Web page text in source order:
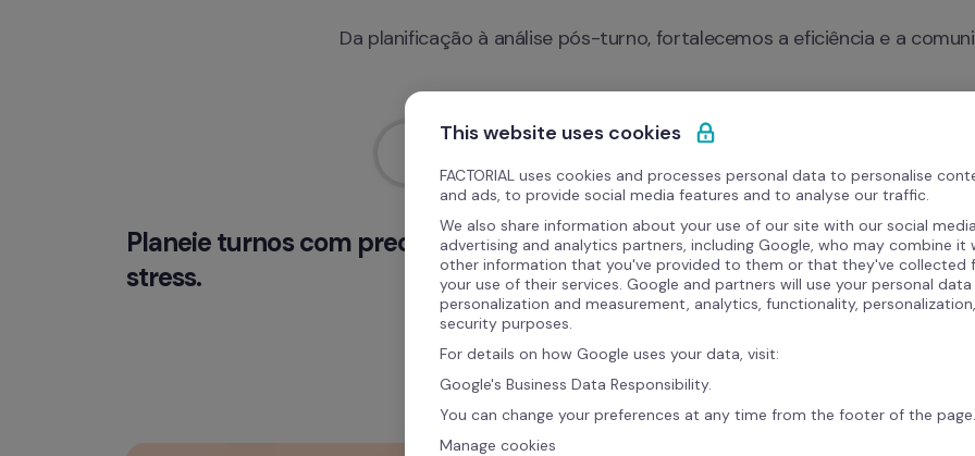
Da planificação à análise pós-turno, fortalecemos a eficiência e a
Planeie turnos com precisão e facilidade, e sem
stress.
Responda rapidamente às
ferramenta. Integre os
visibilidade e controlo total.
This website uses cookies
FACTORIAL uses cookies and processes personal data to personalise
and ads, to provide social media features and to analyse our traffic.
We also share information about your use of our site with our social
advertising and analytics partners, including Google, who may combine it
other information that you've provided to them or that they've collected
your use of their services. Google and partners will use your personal
personalization and measurement, analytics, functionality,
security purposes.
For details on how Google uses your data, visit:
Google's Business Data Responsibility.
You can change your preferences at any time from the footer of the page.
Manage cookies